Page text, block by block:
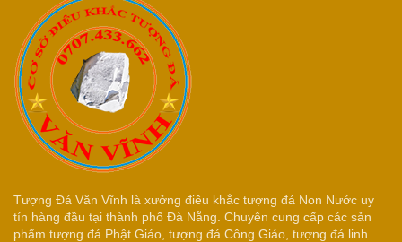
Tượng Đá Văn Vĩnh là xưởng điêu khắc tượng đá Non Nước uy
tín hàng đầu tại thành phố Đà Nẵng. Chuyên cung cấp các sản
phẩm tượng đá Phật Giáo, tượng đá Công Giáo, tượng đá linh